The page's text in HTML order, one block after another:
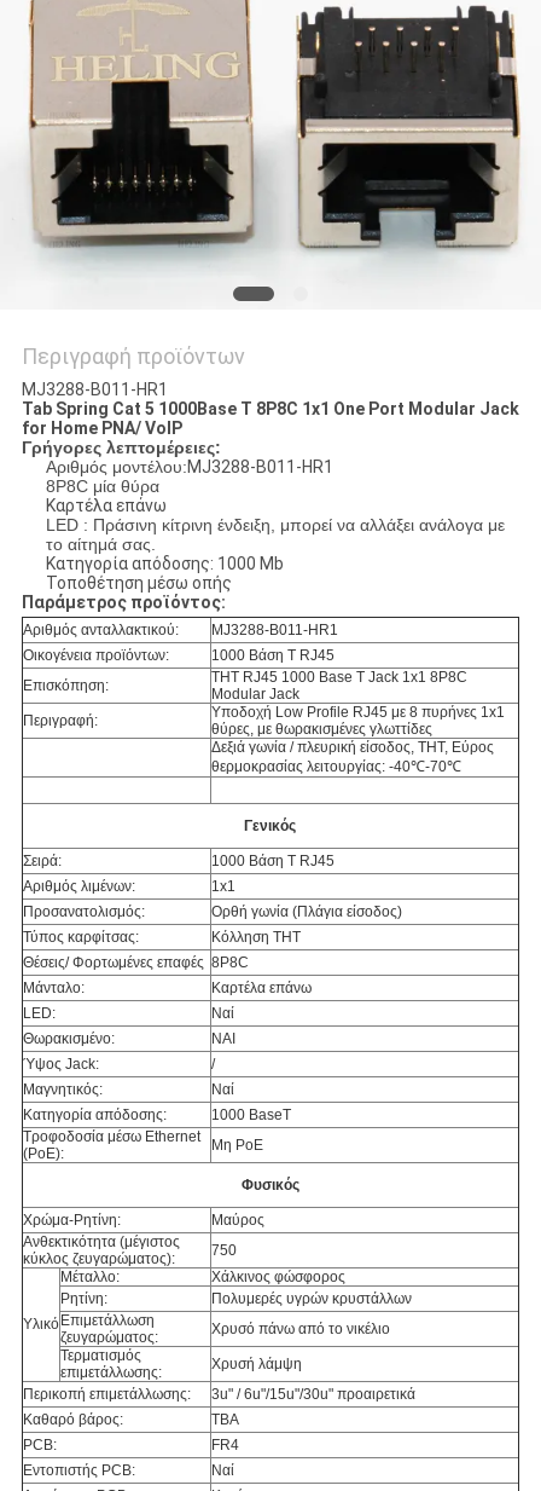
Περιγραφή προϊόντων
MJ3288-B011-HR1
Tab Spring Cat 5 1000Base T 8P8C 1x1 One Port Modular Jack
for Home PNA/ VoIP
Γρήγορες λεπτομέρειες:
Αριθμός μοντέλου:MJ3288-B011-HR1
8P8C μία θύρα
Καρτέλα επάνω
LED : Πράσινη κίτρινη ένδειξη, μπορεί να αλλάξει ανάλογα με
το αίτημά σας.
Κατηγορία απόδοσης: 1000 Mb
Τοποθέτηση μέσω οπής
Παράμετρος προϊόντος:
Αριθμός ανταλλακτικού:
MJ3288-B011-HR1
Οικογένεια προϊόντων:
1000 Βάση T RJ45
Επισκόπηση:
THT RJ45 1000 Base T Jack 1x1 8P8C
Modular Jack
Περιγραφή:
Υποδοχή Low Profile RJ45 με 8 πυρήνες 1x1
θύρες, με θωρακισμένες γλωττίδες
Δεξιά γωνία / πλευρική είσοδος, THT, Εύρος
θερμοκρασίας λειτουργίας: -40℃-70℃
Γενικός
Σειρά:
1000 Βάση T RJ45
Αριθμός λιμένων:
1x1
Προσανατολισμός:
Ορθή γωνία (Πλάγια είσοδος)
Τύπος καρφίτσας:
Κόλληση THT
Θέσεις/ Φορτωμένες επαφές 8P8C
Μάνταλο:
Καρτέλα επάνω
LED:
Ναί
Θωρακισμένο:
ΝΑΙ
Ύψος Jack:
/
Μαγνητικός:
Ναί
Κατηγορία απόδοσης:
1000 BaseT
Τροφοδοσία μέσω Ethernet
(PoE):
Μη PoE
Φυσικός
Χρώμα-Ρητίνη:
Μαύρος
Ανθεκτικότητα (μέγιστος
κύκλος ζευγαρώματος):
750
Υλικό
Μέταλλο:
Χάλκινος φώσφορος
Ρητίνη:
Πολυμερές υγρών κρυστάλλων
Επιμετάλλωση
ζευγαρώματος:
Χρυσό πάνω από το νικέλιο
Τερματισμός
επιμετάλλωσης:
Χρυσή λάμψη
Περικοπή επιμετάλλωσης:
3u" / 6u"/15u"/30u" προαιρετικά
Καθαρό βάρος:
TBA
PCB:
FR4
Εντοπιστής PCB:
Ναί